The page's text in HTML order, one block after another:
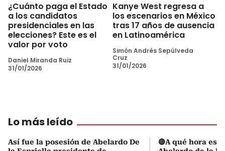
¿Cuánto paga el Estado
a los candidatos
presidenciales en las
elecciones? Este es el
valor por voto
Daniel Miranda Ruiz
31/01/2026
Kanye West regresa a
los escenarios en México
tras 17 años de ausencia
en Latinoamérica
Simón Andrés Sepúlveda
Cruz
31/01/2026
Lo más leído
Así fue la posesión de Abelardo De
🔴A qué hora es